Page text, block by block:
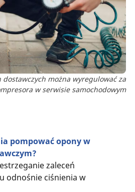
dostawczych można wyregulować za
w serwisie samochodowym
pompować opony w
zaleceń
odnośnie ciśnienia w